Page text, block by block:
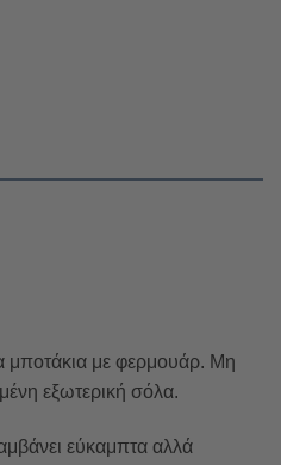
μποτάκια με φερμουάρ. Μη
εξωτερική σόλα.
εύκαμπτα αλλά